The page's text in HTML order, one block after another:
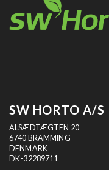
SW HORTO A/S
ALSÆDTÆGTEN 20
6740 BRAMMING
DENMARK
DK-32289711